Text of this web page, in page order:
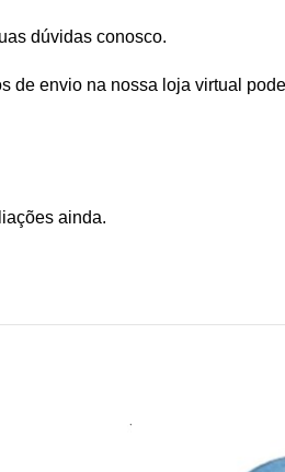
dúvidas conosco.
de envio na nossa loja virtual
ainda.